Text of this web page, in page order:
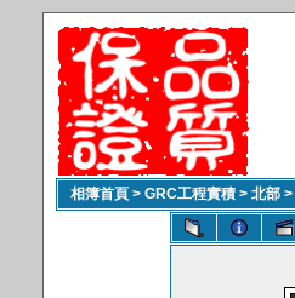
相簿首頁 > GRC工程實積 > 北部 >